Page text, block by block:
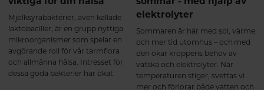
med samma mål: att återställa
emotionell balans, energi och
hormonell stabilitet. Mer ork och
inre lugn Ashwagandha (KSM66)
stärker kroppens motståndskraft
mot stress och bidrar till
normalisering av kortisolnivåer.
Mjölksyrabakterier, även kallade
laktobaciller, är en grupp nyttiga
mikroorganismer som spelar en
avgörande roll för vår tarmflora
och allmänna hälsa. Intresset för
dessa goda bakterier har ökat
elektrolyter
Sommaren är här med sol, värme
och mer tid utomhus – och med
den ökar kroppens behov av
vätska och elektrolyter. När
temperaturen stiger, svettas vi
mer och förlorar både vatten och